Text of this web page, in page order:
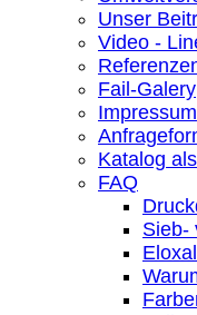
Unser
Video -
Fail-Galery
Impressum
Katalog
FAQ
Sieb-